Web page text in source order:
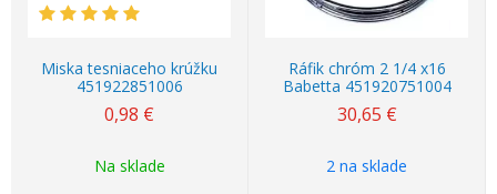
Miska tesniaceho krúžku
451922851006
0,98 €
Na sklade
Ráfik chróm 2 1/4 x16
Babetta 451920751004
30,65 €
2 na sklade